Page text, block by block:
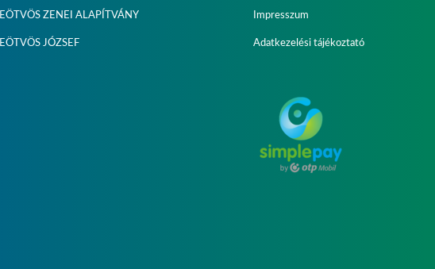
EÖTVÖS ZENEI ALAPÍTVÁNY
EÖTVÖS JÓZSEF
Impresszum
Adatkezelési tájékoztató